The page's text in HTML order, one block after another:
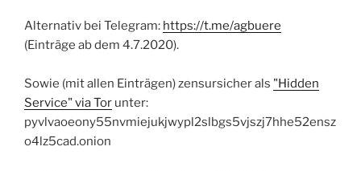
Alternativ bei Telegram: https://t.me/agbuere
(Einträge ab dem 4.7.2020).
Sowie (mit allen Einträgen) zensursicher als "Hidden
Service" via Tor unter:
pyvlvaoeony55nvmiejukjwypl2slbgs5vjszj7hhe52ensz
o4lz5cad.onion